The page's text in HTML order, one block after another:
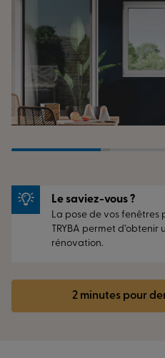
Le saviez-vous ?
La pose de vos
TRYBA permet d’obtenir
rénovation.
2 minutes pour